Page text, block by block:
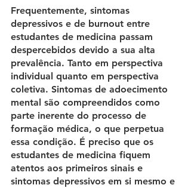
Frequentemente, sintomas
depressivos e de burnout entre
estudantes de medicina passam
despercebidos devido a sua alta
prevalência. Tanto em perspectiva
individual quanto em perspectiva
coletiva. Sintomas de adoecimento
mental são compreendidos como
parte inerente do processo de
formação médica, o que perpetua
essa condição. É preciso que os
estudantes de medicina fiquem
atentos aos primeiros sinais e
sintomas depressivos em si mesmo e